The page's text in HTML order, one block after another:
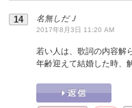
名無しだＪ
2017年8月3日 11:20 AM
若い人は、歌詞の内容解
年齢迎えて結婚した時、